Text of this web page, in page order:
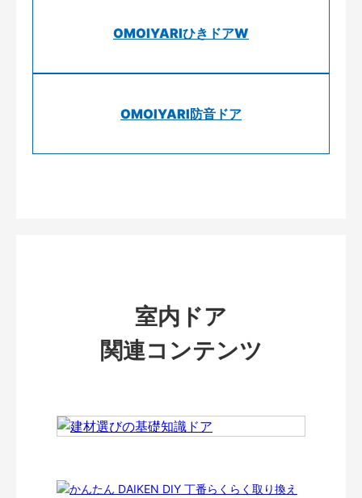
OMOIYARIひきドアW
OMOIYARI防音ドア
室内ドア
関連コンテンツ